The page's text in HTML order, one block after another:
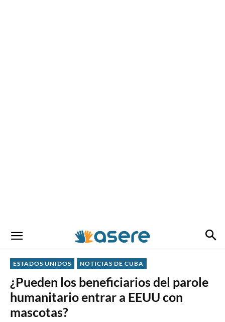
ESTADOS UNIDOS NOTICIAS DE CUBA
¿Pueden los beneficiarios del parole
humanitario entrar a EEUU con
mascotas?